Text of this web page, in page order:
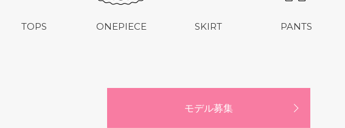
TOPS ONEPIECE SKIRT PANTS
モデル募集